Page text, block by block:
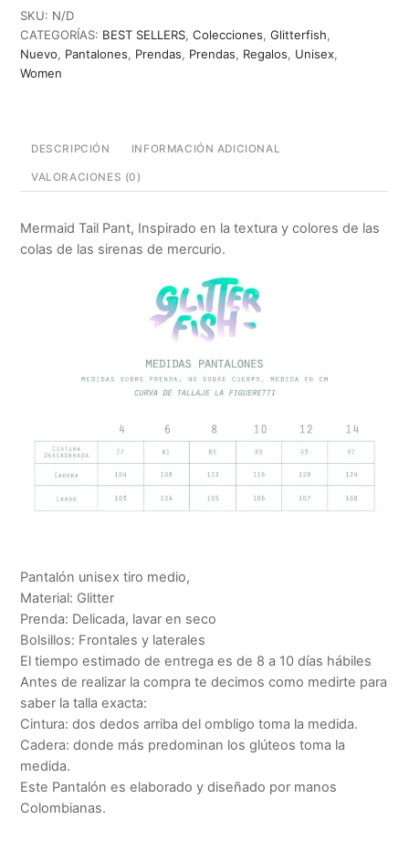
cantidad
SKU: N/D
CATEGORÍAS: BEST SELLERS,Colecciones,Glitterfish,
Nuevo, Pantalones, Prendas, Prendas, Regalos, Unisex,
Women
DESCRIPCIÓN INFORMACIÓN ADICIONAL
VALORACIONES (0)
Mermaid Tail Pant, Inspirado en la textura y colores de las
colas de las sirenas de mercurio.
Pantalón unisex tiro medio,
Material: Glitter
Prenda: Delicada, lavar en seco
Bolsillos: Frontales y laterales
El tiempo estimado de entrega es de 8 a 10 días hábiles
Antes de realizar la compra te decimos como medirte para
saber la talla exacta:
Cintura: dos dedos arriba del ombligo toma la medida.
Cadera: donde más predominan los glúteos toma la
medida.
Este Pantalón es elaborado y diseñado por manos
Colombianas.